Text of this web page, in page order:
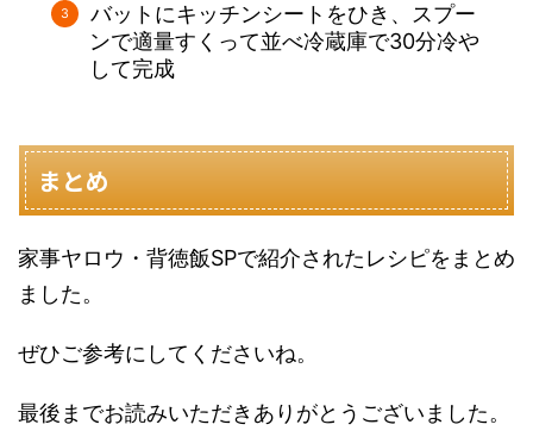
バットにキッチンシートをひき、スプー
ンで適量すくって並べ冷蔵庫で30分冷や
して完成
まとめ
家事ヤロウ・背徳飯SPで紹介されたレシピをまとめ
ました。
ぜひご参考にしてくださいね。
最後までお読みいただきありがとうございました。